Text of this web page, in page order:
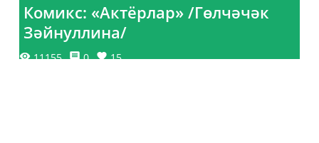
Комикс: «Актёрлар» /Гөлчәчәк
Зәйнуллина/
11155 0 15